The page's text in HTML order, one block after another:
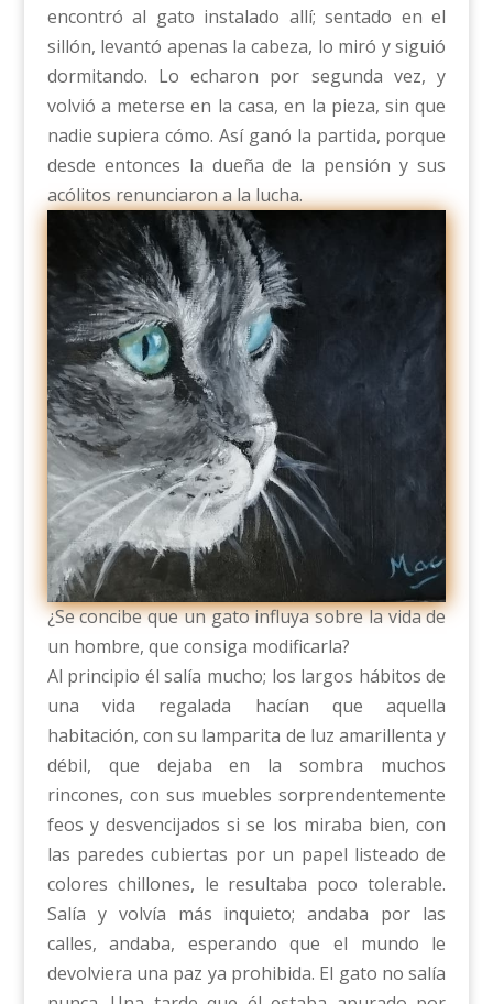
encontró al gato instalado allí; sentado en el
sillón, levantó apenas la cabeza, lo miró y siguió
dormitando. Lo echaron por segunda vez, y
volvió a meterse en la casa, en la pieza, sin que
nadie supiera cómo. Así ganó la partida, porque
desde entonces la dueña de la pensión y sus
acólitos renunciaron a la lucha.
¿Se concibe que un gato influya sobre la vida de
un hombre, que consiga modificarla?
Al principio él salía mucho; los largos hábitos de
una vida regalada hacían que aquella
habitación, con su lamparita de luz amarillenta y
débil, que dejaba en la sombra muchos
rincones, con sus muebles sorprendentemente
feos y desvencijados si se los miraba bien, con
las paredes cubiertas por un papel listeado de
colores chillones, le resultaba poco tolerable.
Salía y volvía más inquieto; andaba por las
calles, andaba, esperando que el mundo le
devolviera una paz ya prohibida. El gato no salía